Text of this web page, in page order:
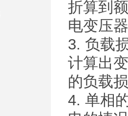
折算到
电变压
3. 负载
计算出
的负载
4. 单相